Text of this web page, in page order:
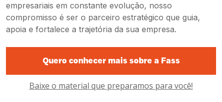
empresariais em constante evolução, nosso
compromisso é ser o parceiro estratégico que guia,
apoia e fortalece a trajetória da sua empresa.
Quero conhecer mais sobre a Fass
Baixe o material que preparamos para você!